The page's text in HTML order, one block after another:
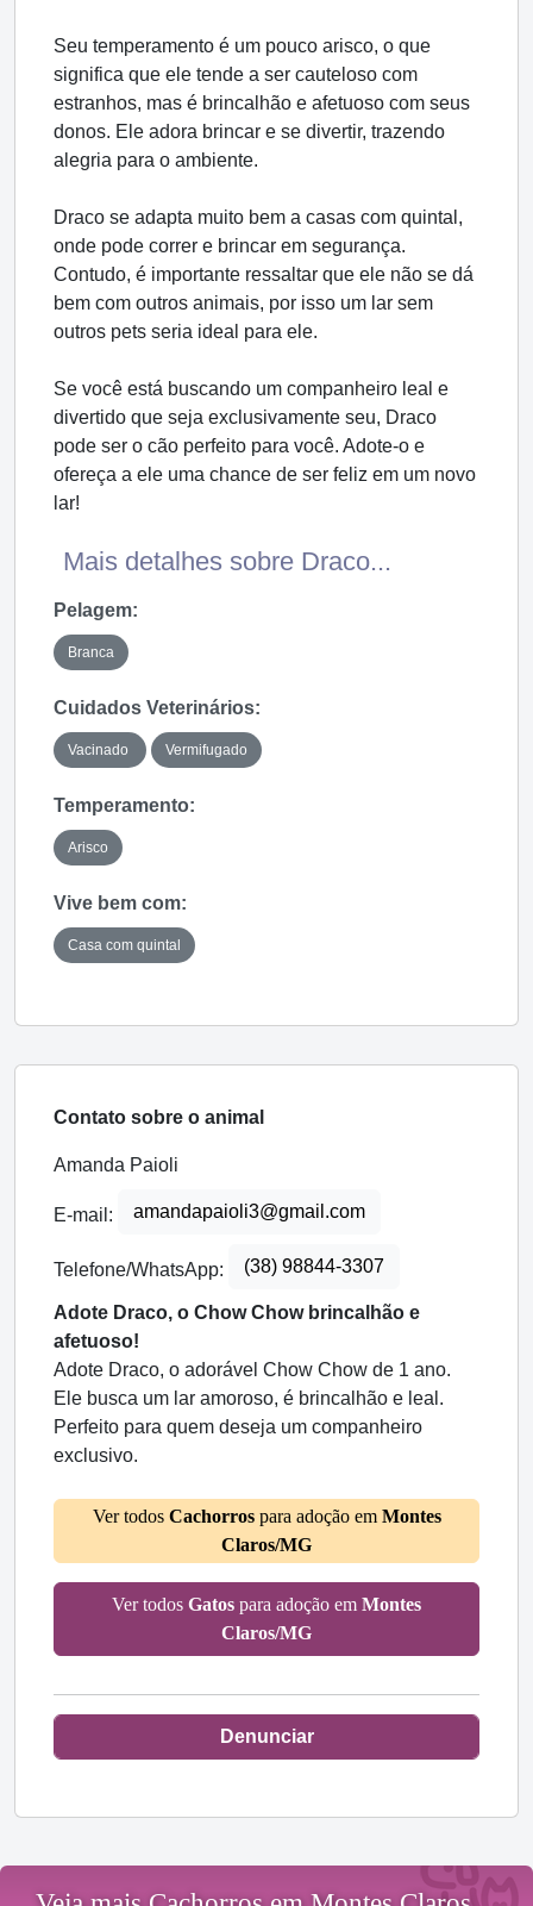
Seu temperamento é um pouco arisco, o que
significa que ele tende a ser cauteloso com
estranhos, mas é brincalhão e afetuoso com seus
donos. Ele adora brincar e se divertir, trazendo
alegria para o ambiente.
Draco se adapta muito bem a casas com quintal,
onde pode correr e brincar em segurança.
Contudo, é importante ressaltar que ele não se dá
bem com outros animais, por isso um lar sem
outros pets seria ideal para ele.
Se você está buscando um companheiro leal e
divertido que seja exclusivamente seu, Draco
pode ser o cão perfeito para você. Adote-o e
ofereça a ele uma chance de ser feliz em um novo
lar!
Mais detalhes sobre Draco...
Pelagem:
Branca
Cuidados Veterinários:
Vacinado Vermifugado
Temperamento:
Arisco
Vive bem com:
Casa com quintal
Contato sobre o animal
Amanda Paioli
E-mail: amandapaioli3@gmail.com
Telefone/WhatsApp: (38) 98844-3307
Adote Draco, o Chow Chow brincalhão e
afetuoso!
Adote Draco, o adorável Chow Chow de 1 ano.
Ele busca um lar amoroso, é brincalhão e leal.
Perfeito para quem deseja um companheiro
exclusivo.
Ver todos Cachorrospara adoção em Montes
Claros/MG
Ver todos Gatos para adoção em Montes
Claros/MG
Denunciar